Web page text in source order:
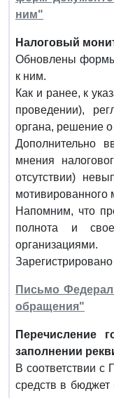
ним"
Налоговый
Обновлены формы
к ним.
Как и ранее, к
проведении),
органа, решение
Дополнительно
мнения
отсутствии)
мотивированного
Напомним, что
полнота и
организациями.
Письмо
обращения"
Перечисление
заполнении
В соответствии
средств в